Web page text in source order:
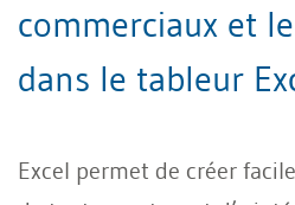
commerciaux et
dans le tableur
Excel permet de créer